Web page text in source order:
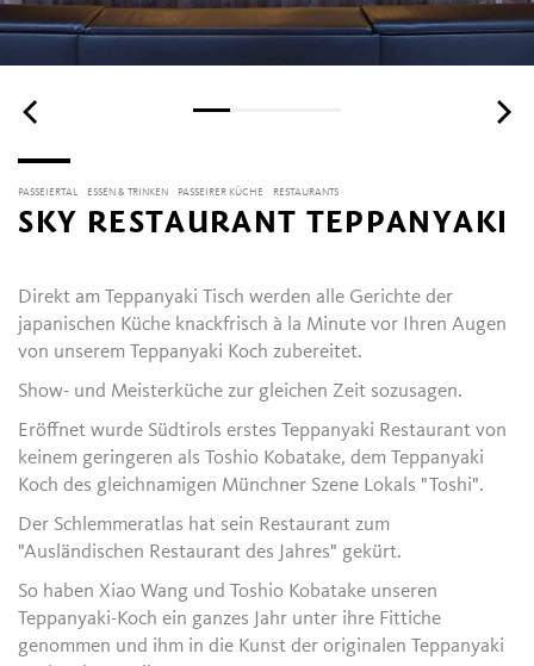
PASSEIERTAL ESSEN & TRINKEN PASSEIRER KÜCHE RESTAURANTS
SKY RESTAURANT TEPPANYAKI
Direkt am Teppanyaki Tisch werden alle Gerichte der
japanischen Küche knackfrisch à la Minute vor Ihren Augen
von unserem Teppanyaki Koch zubereitet.
Show- und Meisterküche zur gleichen Zeit sozusagen.
Eröffnet wurde Südtirols erstes Teppanyaki Restaurant von
keinem geringeren als Toshio Kobatake, dem Teppanyaki
Koch des gleichnamigen Münchner Szene Lokals "Toshi".
Der Schlemmeratlas hat sein Restaurant zum
"Ausländischen Restaurant des Jahres" gekürt.
So haben Xiao Wang und Toshio Kobatake unseren
Teppanyaki-Koch ein ganzes Jahr unter ihre Fittiche
genommen und ihm in die Kunst der originalen Teppanyaki